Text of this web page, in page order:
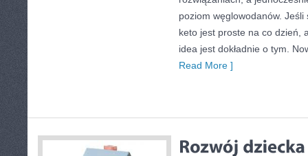
poziom węglowodanów.
keto jest proste na co dzień,
idea jest dokładnie o tym.
Read More ]